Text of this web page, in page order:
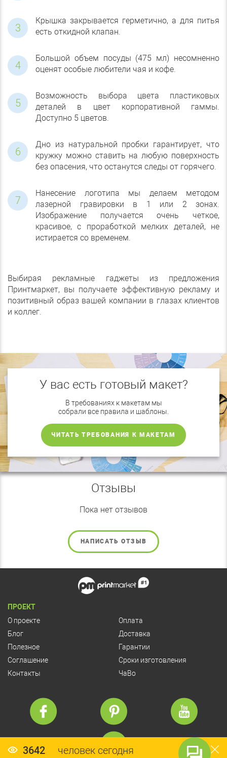
Крышка закрывается герметично, а для питья
есть откидной клапан.
Большой объем посуды (475 мл) несомненно
оценят особые любители чая и кофе.
Возможность выбора цвета пластиковых
деталей в цвет корпоративной гаммы.
Доступно 5 цветов.
Дно из натуральной пробки гарантирует, что
кружку можно ставить на любую поверхность
без опасения, что останутся следы от горячего.
Нанесение логотипа мы делаем методом
лазерной гравировки в 1 или 2 зонах.
Изображение получается очень четкое,
красивое, с проработкой мелких деталей, не
истирается со временем.
Выбирая рекламные гаджеты из предложения
Принтмаркет, вы получаете эффективную рекламу и
позитивный образ вашей компании в глазах клиентов
и коллег.
У вас есть готовый макет?
В требованиях к макетам мы
собрали все правила и шаблоны.
ЧИТАТЬ ТРЕБОВАНИЯ К МАКЕТАМ
Отзывы
Пока нет отзывов
НАПИСАТЬ ОТЗЫВ
3642
человек сегодня
ПРОЕКТ
О проекте
Блог
Полезное
Соглашение
Контакты
Оплата
Доставка
Гарантии
Сроки изготовления
ЧаВо